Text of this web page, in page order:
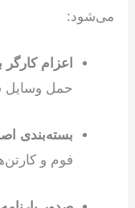
می‌شود:
اعزام کارگر
حمل وسایل
بسته‌بندی
فوم و